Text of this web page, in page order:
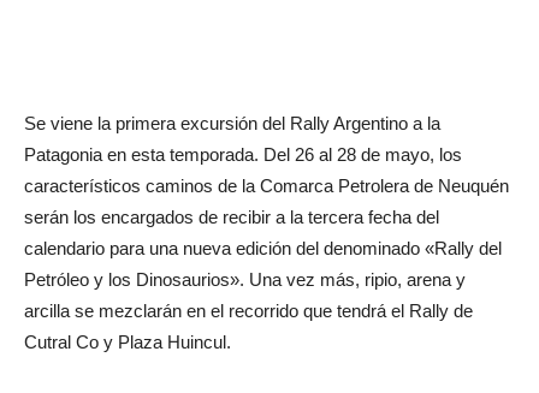
Se viene la primera excursión del Rally Argentino a la
Patagonia en esta temporada. Del 26 al 28 de mayo, los
característicos caminos de la Comarca Petrolera de Neuquén
serán los encargados de recibir a la tercera fecha del
calendario para una nueva edición del denominado «Rally del
Petróleo y los Dinosaurios». Una vez más, ripio, arena y
arcilla se mezclarán en el recorrido que tendrá el Rally de
Cutral Co y Plaza Huincul.